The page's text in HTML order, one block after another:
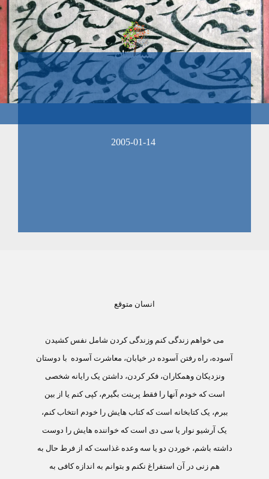
2005-01-14
انسان متوقع
می خواهم زندگی کنم وزندگی کردن شامل نفس کشیدن
آسوده، راه رفتن آسوده در خیابان، معاشرت آسوده با دوستان
ونزدیکان وهمکاران، فکر کردن، داشتن یک رایانه شخصی
است که خودم آنها را فقط پرینت بگیرم، کپی کنم یا از بین
ببرم، یک کتابخانه است که کتاب هایش را خودم انتخاب کنم،
یک آرشیو نوار یا سی دی است که خواننده هایش را دوست
داشته باشم، خوردن دو یا سه وعده غذاست که از فرط حال به
هم زنی در آن استفراغ نکنم و بتوانم به اندازه کافی به